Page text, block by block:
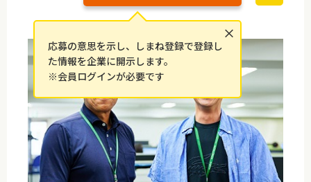
×
応募の意思を示し、しまね登録で登録し
た情報を企業に開示します。
※会員ログインが必要です